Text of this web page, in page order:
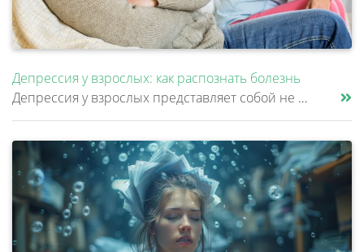
Депрессия у взрослых: как распознать болезнь
Депрессия у взрослых представляет собой не просто временное ухудшение настроения, а клиническое расстройство, затрагиваю......